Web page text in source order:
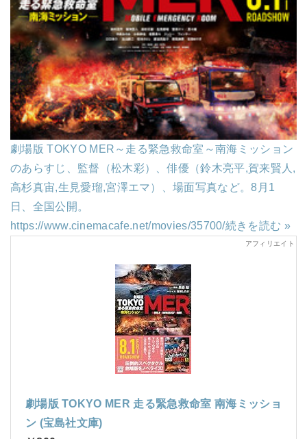
劇場版 TOKYO MER～走る緊急救命室～南海ミッション
のあらすじ、監督（松木彩）、俳優（鈴木亮平,賀来賢人,
高杉真宙,生見愛瑠,宮澤エマ）、場面写真など。8月1
日、全国公開。
https://www.cinemacafe.net/movies/35700/続きを読む »
劇場版 TOKYO MER 走る緊急救命室 南海ミッショ
ン (宝島社文庫)